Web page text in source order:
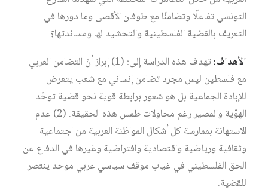
التونسي تفاعلًا وتضامنًا مع طوفان الأقصى وما دورها في
التعريف بالقضية الفلسطينية والتحشيد لها ومساندتها؟
الأهداف:
تهدف هذه الدراسة إلى: (1) إبراز أنّ التضامن العربي
مع فلسطين ليس مجرد تضامن إنساني مع شعب يتعرض
للإبادة الجماعية بل هو شعور برابطة قوية نحو قضية توحّد
الهوّية والمصير رغم محاولات طمس هذه الحقيقة. (2) عدم
الاستهانة بممارسة كل أشكال المواطَنة العربية من اجتماعية
وثقافية ورياضية واقتصادية وافتراضية وغيرها في الدفاع عن
الحق الفلسطيني في غياب موقف سياسي عربي موحد ينتصر
للقضية.